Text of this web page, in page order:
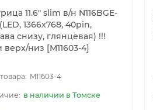
11.6" slim в/н N116BGE-
1366x768, 40pin,
снизу, глянцевая) !!!
верх/низ [M11603-4]
M11603-4
в наличии в Томске